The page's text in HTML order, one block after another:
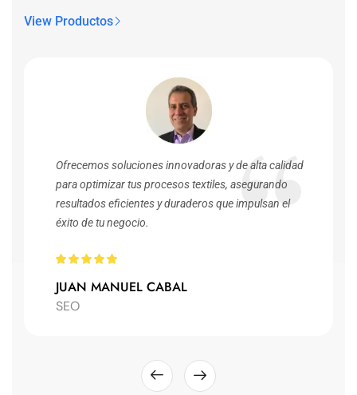
View Productos
Ofrecemos soluciones innovadoras y de alta calidad
para optimizar tus procesos textiles, asegurando
resultados eficientes y duraderos que impulsan el
éxito de tu negocio.
JUAN MANUEL CABAL
SEO